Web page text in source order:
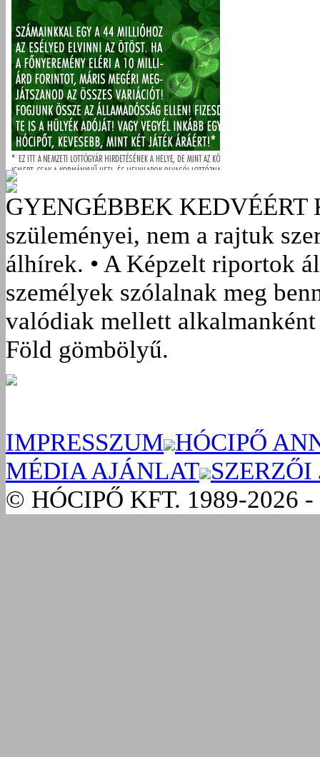
GYENGÉBBEK KEDVÉÉRT
szüleményei, nem a rajtuk
álhírek. • A Képzelt riportok
személyek szólalnak meg
valódiak mellett
Föld gömbölyű.
IMPRESSZUM HÓCIPŐ
MÉDIA AJÁNLAT SZERZŐI
© HÓCIPŐ KFT. 1989-2026